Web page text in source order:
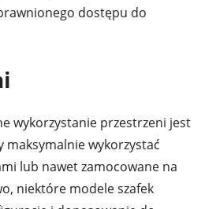
dostępu do
wykorzystanie przestrzeni jest
maksymalnie wykorzystać
lub nawet zamocowane na
niektóre modele szafek